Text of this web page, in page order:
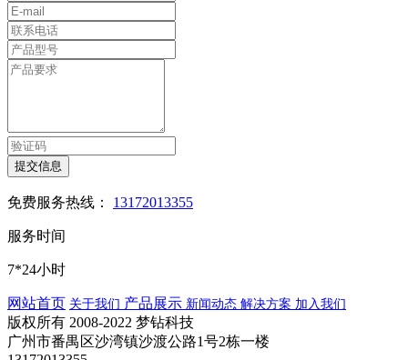
提交信息
免费服务热线： 13172013355
服务时间
7*24小时
网站首页 关于我们 产品展示 新闻动态 解决方案 加入我们
版权所有 2008-2022 梦钻科技
广州市番禺区沙湾镇沙渡公路1号2栋一楼